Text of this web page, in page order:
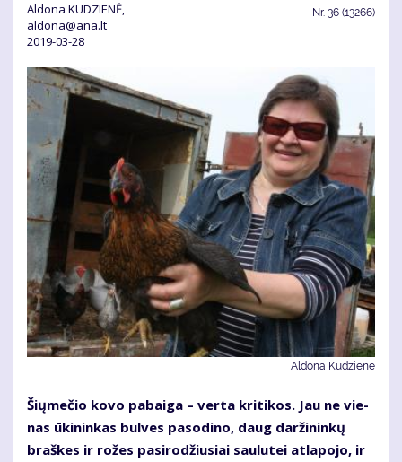
Aldona KUDZIENĖ,
aldona@ana.lt
2019-03-28
Nr. 36 (13266)
Aldona Kudziene
Šių­me­čio ko­vo pa­bai­ga – ver­ta kri­ti­kos. Jau ne vie­
nas ūki­nin­kas bul­ves pa­so­di­no, daug dar­ži­nin­kų
braš­kes ir ro­žes pa­si­ro­džiu­siai sau­lu­tei at­la­po­jo, ir